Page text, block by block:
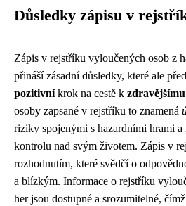
Důsledky zápisu v
Zápis v rejstříku vyloučených osob z
přináší zásadní důsledky, které ale
pozitivníkrok na cestě k zdravějšímu
osoby zapsané v rejstříku to znamená
riziky spojenými s hazardními hrami a
kontrolu nad svým životem. Zápis v
rozhodnutím, které svědčí o
a blízkým. Informace o rejstříku
her jsou dostupné a srozumitelné,